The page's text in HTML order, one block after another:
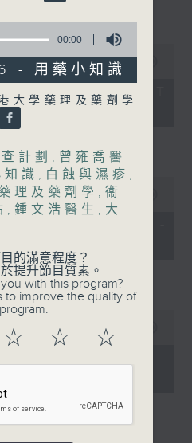
耀能協會成人服務副
耀能協會愛睿綜合職
)、蔡文涵(香港耀能
復服務中心學員)
風
1:50:59
足本 Full (HKT
55:00
1 (HKT 13:05 -
56:09
00:00
用藥小知識
大學藥理及藥劑學
計劃 , 曾雍喬醫
識 , 白蝕與濕疹 ,
理及藥劑學 , 衞
, 鍾文浩醫生 , 大
的滿意程度？
提升節目質素。
with this program?
to improve the quality of
☆ ☆ ☆